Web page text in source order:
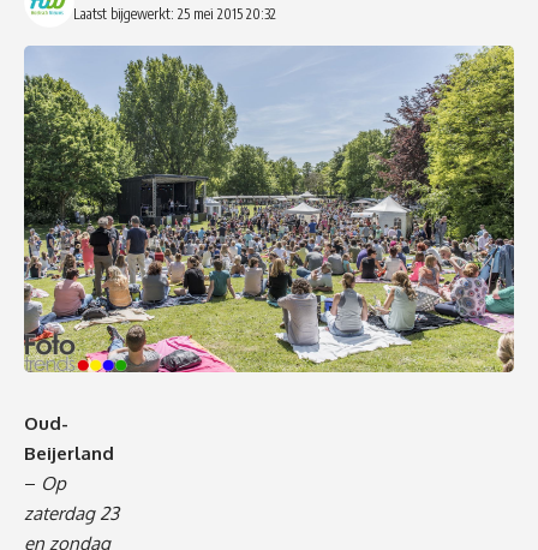
Laatst bijgewerkt: 25 mei 2015 20:32
Oud-
Beijerland
– Op
zaterdag 23
en zondag